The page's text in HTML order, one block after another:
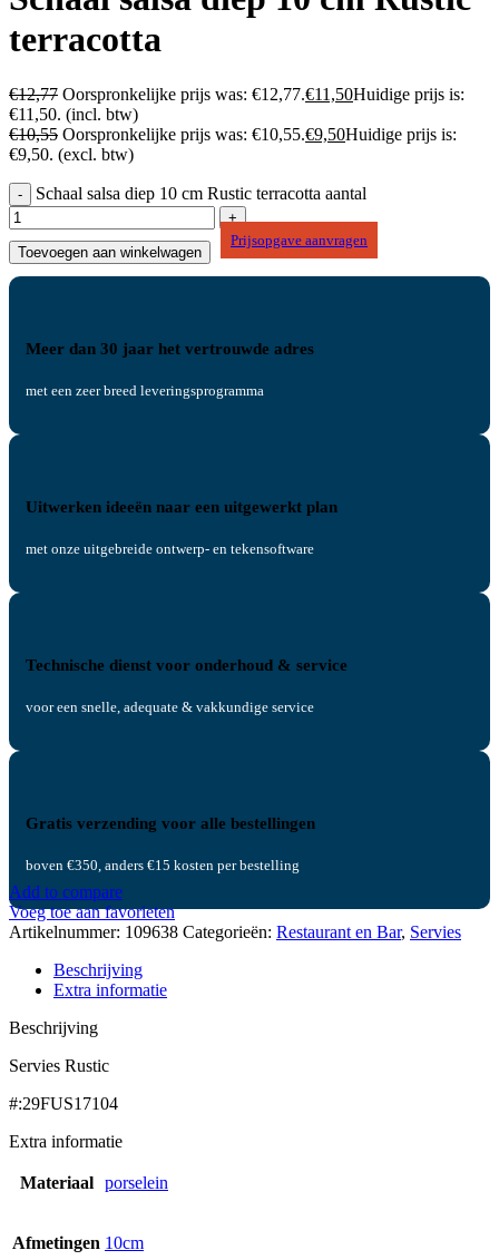
terracotta
€12,77 Oorspronkelijke prijs was: €12,77.€11,50Huidige prijs is:
€11,50. (incl. btw)
€10,55 Oorspronkelijke prijs was: €10,55.€9,50Huidige prijs is:
€9,50. (excl. btw)
Schaal salsa diep 10 cm Rustic terracotta aantal
Toevoegen aan winkelwagen
Prijsopgave aanvragen
Meer dan 30 jaar het vertrouwde adres
met een zeer breed leveringsprogramma
Uitwerken ideeën naar een uitgewerkt plan
met onze uitgebreide ontwerp- en tekensoftware
Technische dienst voor onderhoud & service
voor een snelle, adequate & vakkundige service
Gratis verzending voor alle bestellingen
boven €350, anders €15 kosten per bestelling
Add to compare
Voeg toe aan favorieten
Artikelnummer: 109638 Categorieën: Restaurant en Bar, Servies
Beschrijving
Extra informatie
Beschrijving
Servies Rustic
#:29FUS17104
Extra informatie
Materiaal porselein
Afmetingen 10cm